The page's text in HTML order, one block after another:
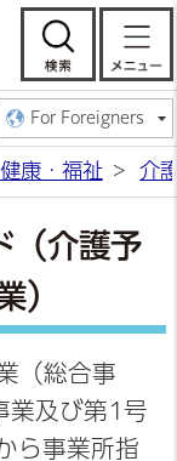
常陸大宮市公
検
For Foreigners
康・福祉 介
（介護予
）
（総合事
業及び第1号
ら事業所指